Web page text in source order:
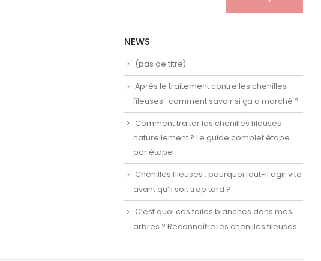
NEWS
(pas de titre)
Après le traitement contre les chenilles
fileuses : comment savoir si ça a marché ?
Comment traiter les chenilles fileuses
naturellement ? Le guide complet étape
par étape
Chenilles fileuses : pourquoi faut-il agir vite
avant qu’il soit trop tard ?
C’est quoi ces toiles blanches dans mes
arbres ? Reconnaître les chenilles fileuses